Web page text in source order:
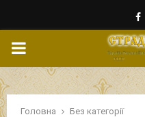
PRIMARY
MENU
Головна
Без категорії